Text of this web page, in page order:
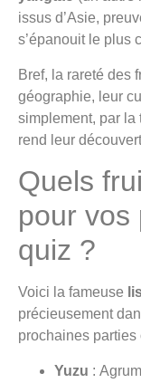
issus d’Asie,
s’épanouit le plus
Bref, la rareté des
géographie, leur
simplement, par la
rend leur
Quels
pour vos
quiz ?
Voici la fameuse
précieusement
prochaines parties
Yuzu :